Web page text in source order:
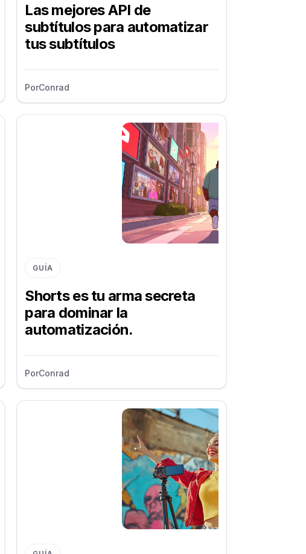
Las mejores API de
subtítulos para automatizar
tus subtítulos
PorConrad
GUÍA
Shorts es tu arma secreta
para dominar la
automatización.
PorConrad